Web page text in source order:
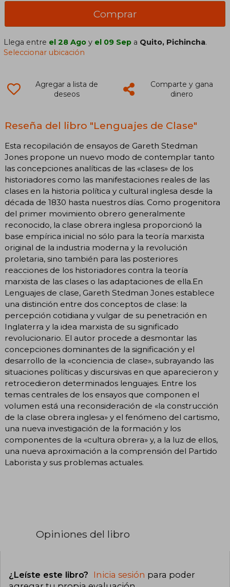
Comprar
Llega entre el 28 Ago y el 09 Sep a Quito, Pichincha.
Seleccionar ubicación
Agregar a lista de
deseos
Comparte y gana
dinero
Reseña del libro "Lenguajes de Clase"
Esta recopilación de ensayos de Gareth Stedman
Jones propone un nuevo modo de contemplar tanto
las concepciones analíticas de las «clases» de los
historiadores como las manifestaciones reales de las
clases en la historia política y cultural inglesa desde la
década de 1830 hasta nuestros días. Como progenitora
del primer movimiento obrero generalmente
reconocido, la clase obrera inglesa proporcionó la
base empírica inicial no sólo para la teoría marxista
original de la industria moderna y la revolución
proletaria, sino también para las posteriores
reacciones de los historiadores contra la teoría
marxista de las clases o las adaptaciones de ella.En
Lenguajes de clase, Gareth Stedman Jones establece
una distinción entre dos conceptos de clase: la
percepción cotidiana y vulgar de su penetración en
Inglaterra y la idea marxista de su significado
revolucionario. El autor procede a desmontar las
concepciones dominantes de la significación y el
desarrollo de la «conciencia de clase», subrayando las
situaciones políticas y discursivas en que aparecieron y
retrocedieron determinados lenguajes. Entre los
temas centrales de los ensayos que componen el
volumen está una reconsideración de «la construcción
de la clase obrera inglesa» y el fenómeno del cartismo,
una nueva investigación de la formación y los
componentes de la «cultura obrera» y, a la luz de ellos,
una nueva aproximación a la comprensión del Partido
Laborista y sus problemas actuales.
Opiniones del libro
¿Leíste este libro? Inicia sesión para poder